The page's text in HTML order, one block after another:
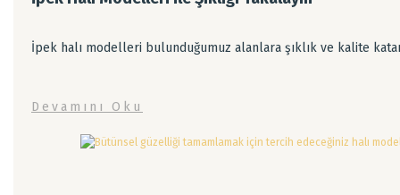
İpek halı modelleri bulunduğumuz alanlara şıklık ve kalite
Devamını Oku